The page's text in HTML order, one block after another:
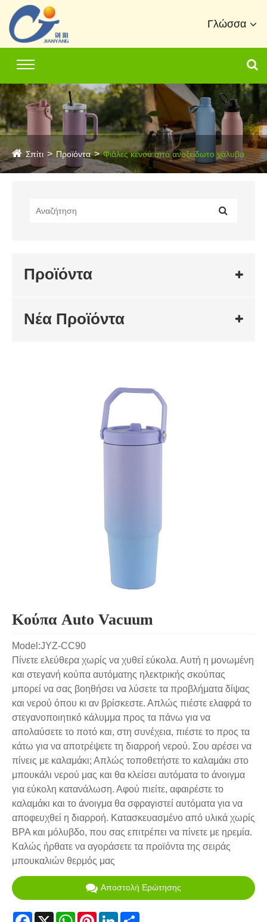
Γλώσσα
Σπίτι Προϊόντα Φιάλες κενού από ανοξείδωτο χάλυβα
Προϊόντα
Νέα Προϊόντα
Κούπα Auto Vacuum
Model:JYZ-CC90
Πίνετε ελεύθερα χωρίς να χυθεί εύκολα. Αυτή η μονωμένη
και στεγανή κούπα αυτόματης ηλεκτρικής σκούπας
μπορεί να σας βοηθήσει να λύσετε τα προβλήματα δίψας
και νερού όπου κι αν βρίσκεστε. Απλώς πιέστε ελαφρά το
στεγανοποιητικό κάλυμμα προς τα πάνω για να
απολαύσετε το ποτό και, στη συνέχεια, πιέστε το προς τα
κάτω για να αποτρέψετε τη διαρροή νερού. Σου αρέσει να
πίνεις με καλαμάκι; Απλώς τοποθετήστε το καλαμάκι στο
μπουκάλι νερού μας και θα κλείσει αυτόματα το άνοιγμα
για εύκολη κατανάλωση. Αφού πιείτε, αφαιρέστε το
καλαμάκι και το άνοιγμα θα σφραγιστεί αυτόματα για να
αποφευχθεί η διαρροή. Κατασκευασμένο από υλικά χωρίς
BPA και μόλυβδο, που σας επιτρέπει να πίνετε με ηρεμία.
Καλώς ήρθατε να αγοράσετε τα προϊόντα της σειράς
μπουκαλιών θερμός μας
Αποστολή Ερώτησης
Facebook
X WhatsApp
PinterestLinkedIn